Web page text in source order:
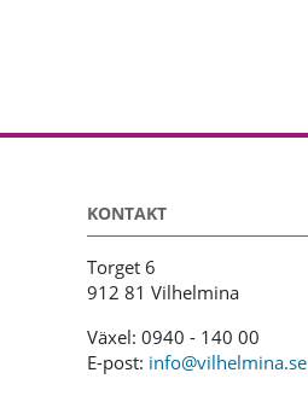
KONTAKT
Torget 6
912 81 Vilhelmina
Växel: 0940 - 140 00
E-post: info@vilhelmina.se